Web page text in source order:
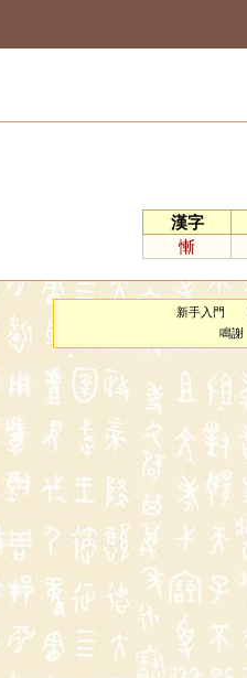
漢字
慚
新手入門
鳴謝